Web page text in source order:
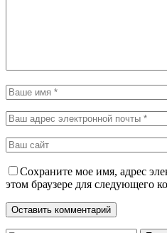
Сохраните мое имя, адрес
этом браузере для следующего